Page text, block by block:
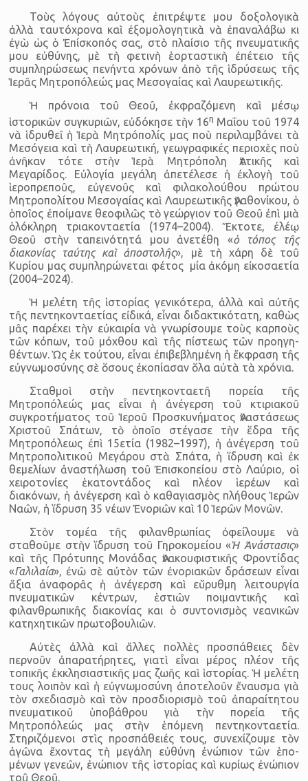
Τοὺς λόγους αὐτοὺς ἐπιτρέψτε μου δοξολογικὰ
ἀλλὰ ταυτό­χρονα καὶ ἐξομολογητικὰ νὰ ἐπαναλάβω κι
ἐγὼ ὡς ὁ Ἐπίσκοπός σας, στὸ πλαίσιο τῆς πνευματικῆς
μου εὐθύνης, μὲ τὴ φετινὴ ἑορταστικὴ ἐπέτειο τῆς
συμπλη­ρώσεως πενήντα χρόνων ἀπὸ τῆς ἱδρύσεως τῆς
Ἱερᾶς Μητροπόλεώς μας Μεσογαίας καὶ Λαυρεωτικῆς.
Ἡ πρόνοια τοῦ Θεοῦ, ἐκφραζόμενη καὶ μέσῳ
ἱστορικῶν συγκυ­ριῶν, εὐδόκησε τὴν 16η Μαΐου τοῦ 1974
νὰ ἱδρυθεῖ ἡ Ἱερὰ Μητρό­πολίς μας ποὺ περιλαμβάνει τὰ
Μεσόγεια καὶ τὴ Λαυρεωτική, γεω­γραφικές περιοχὲς ποὺ
ἀνῆκαν τότε στὴν Ἱερὰ Μητρόπολη Ἀττι­κῆς καὶ
Μεγαρίδος. Εὐλογία μεγάλη ἀπετέλεσε ἡ ἐκλογὴ τοῦ
ἱερο­πρεποῦς, εὐγενοῦς καὶ φιλα­κολούθου πρώτου
Μητροπολίτου Μεσο­γαίας καὶ Λαυρεωτικῆς Ἀγαθονίκου, ὁ
ὁποῖος ἐποίμανε θεοφιλῶς τὸ γεώργιον τοῦ Θεοῦ ἐπὶ μιὰ
ὁλόκληρη τριακονταετία (1974–2004). Ἔκτοτε, ἐλέῳ
Θεοῦ στὴν ταπεινότητά μου ἀνετέθη «ὁ τόπος τῆς
διακονίας ταύτης καὶ ἀποστολῆς», μὲ τὴ χάρη δὲ τοῦ
Κυρίου μας συμπληρώνεται φέτος μία ἀκόμη εἰκοσαετία
(2004–2024).
Ἡ μελέτη τῆς ἱστορίας γενικότερα, ἀλλὰ καὶ αὐτῆς
τῆς πεντη­κονταετίας εἰδικά, εἶναι διδακτικότατη, καθὼς
μᾶς παρέχει τὴν εὐκαιρία νὰ γνωρίσουμε τοὺς καρποὺς
τῶν κόπων, τοῦ μόχθου καὶ τῆς πίστεως τῶν προηγη­
θέντων. Ὡς ἐκ τούτου, εἶναι ἐπιβεβλημένη ἡ ἔκφραση τῆς
εὐγνω­μοσύνης σὲ ὅσους ἐκοπίασαν ὅλα αὐτὰ τὰ χρόνια.
Σταθμοὶ στὴν πεντηκονταετῆ πορεία τῆς
Μητροπόλεώς μας εἶναι ἡ ἀνέγερση τοῦ κτιριακοῦ
συγκροτήματος τοῦ Ἱεροῦ Προσκυ­νήματος Ἀναστάσεως
Χριστοῦ Σπάτων, τὸ ὁποῖο στέγασε τὴν ἕδρα τῆς
Μητροπόλεως ἐπὶ 15ετία (1982–1997), ἡ ἀνέγερση τοῦ
Μητρο­πολι­τικοῦ Μεγάρου στὰ Σπάτα, ἡ ἵδρυση καὶ ἐκ
θεμελίων ἀναστή­λωση τοῦ Ἐπισκοπείου στὸ Λαύριο, οἱ
χειροτονίες ἑκατοντάδος καὶ πλέον ἱερέων καὶ
διακόνων, ἡ ἀνέγερση καὶ ὁ καθαγιασμὸς πλήθους Ἱερῶν
Ναῶν, ἡ ἵδρυση 35 νέων Ἐνοριῶν καὶ 10 Ἱερῶν Μονῶν.
Στὸν τομέα τῆς φιλανθρωπίας ὀφείλουμε νὰ
σταθοῦμε στὴν ἵδρυση τοῦ Γηροκομείου «Ἡ Ἀνάστασις»
καὶ τῆς Πρότυπης Μονάδας Ἀνακουφιστικῆς Φροντίδας
«Γαλιλαία», ἐνῶ σὲ αὐτὸν τῶν ἐνοριακῶν δράσεων εἶναι
ἄξια ἀναφορᾶς ἡ ἀνέγερση καὶ εὔρυθμη λειτουργία
πνευματικῶν κέντρων, ἑστιῶν ποιμαντικῆς καὶ
φιλανθρωπικῆς διακο­νίας και ὁ συντονισμὸς νεανικῶν
κατηχητικῶν πρωτοβουλιῶν.
Αὐτὲς ἀλλὰ καὶ ἄλλες πολλὲς προσπάθειες δὲν
περνοῦν ἀπα­ρατήρητες, γιατὶ εἶναι μέρος πλέον τῆς
τοπικῆς ἐκκλησιαστικῆς μας ζωῆς καὶ ἱστορίας. Ἡ μελέτη
τους λοιπὸν καὶ ἡ εὐγνωμοσύνη ἀπο­τελοῦν ἔναυσμα γιὰ
τὸν σχεδιασμὸ καὶ τὸν προσδιορισμὸ τοῦ ἀπα­ραίτητου
πνευ­ματικοῦ ὑποβάθρου γιὰ τὴν πορεία τῆς
Μητροπόλεώς μας στὴν ἑπόμενη πεντηκονταετία.
Στηριζόμενοι στὶς προσπάθειές τους, συνε­χί­ζουμε τὸν
ἀγῶνα ἔχοντας τὴ μεγάλη εὐθύνη ἐνώπιον τῶν ἑπο­
μένων γενεῶν, ἐνώπιον τῆς ἱστορίας καὶ κυρίως ἐνώπιον
τοῦ Θεοῦ.